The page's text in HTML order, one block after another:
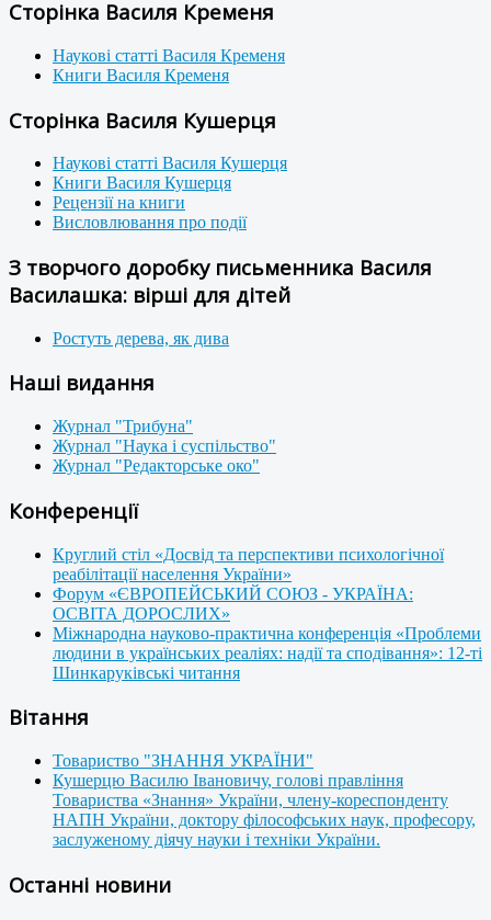
Сторінка Василя Кременя
Наукові статті Василя Кременя
Книги Василя Кременя
Сторінка Василя Кушерця
Наукові статті Василя Кушерця
Книги Василя Кушерця
Рецензії на книги
Висловлювання про події
З творчого доробку письменника Василя
Василашка: вірші для дітей
Ростуть дерева, як дива
Наші видання
Журнал "Трибуна"
Журнал "Наука і суспільство"
Журнал "Редакторське око"
Конференції
Круглий стіл «Досвід та перспективи психологічної
реабілітації населення України»
Форум «ЄВРОПЕЙСЬКИЙ СОЮЗ - УКРАЇНА:
ОСВІТА ДОРОСЛИХ»
Міжнародна науково-практична конференція «Проблеми
людини в українських реаліях: надії та сподівання»: 12-ті
Шинкаруківські читання
Вітання
Товариство "ЗНАННЯ УКРАЇНИ"
Кушерцю Василю Івановичу, голові правління
Товариства «Знання» України, члену-кореспонденту
НАПН України, доктору філософських наук, професору,
заслуженому діячу науки і техніки України.
Останні новини